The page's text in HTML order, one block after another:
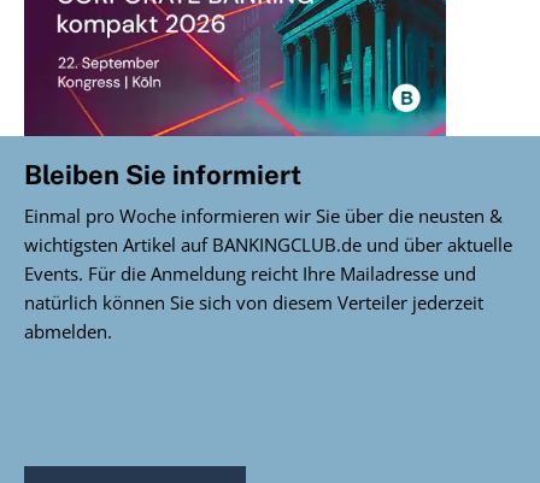
Bleiben Sie informiert
Einmal pro Woche informieren wir Sie über die neusten &
wichtigsten Artikel auf BANKINGCLUB.de und über aktuelle
Events. Für die Anmeldung reicht Ihre Mailadresse und
natürlich können Sie sich von diesem Verteiler jederzeit
abmelden.